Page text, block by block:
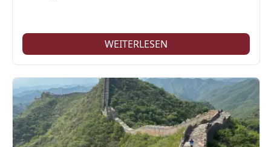
WEITERLESEN